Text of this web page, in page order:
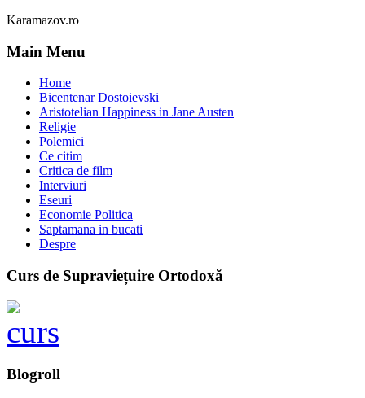
Karamazov.ro
Main Menu
Home
Bicentenar Dostoievski
Aristotelian Happiness in Jane Austen
Religie
Polemici
Ce citim
Critica de film
Interviuri
Eseuri
Economie Politica
Saptamana in bucati
Despre
Curs de Supraviețuire Ortodoxă
Blogroll